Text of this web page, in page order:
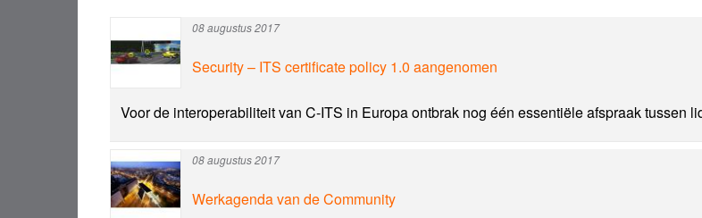
08 augustus 2017
Security – ITS certificate policy 1.0 aangenomen
Voor de interoperabiliteit van C-ITS in Europa ontbrak nog één essentiële afspraak tussen
08 augustus 2017
Werkagenda van de Community